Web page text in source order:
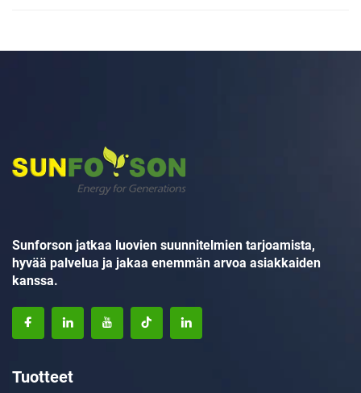
Sunforson jatkaa luovien suunnitelmien tarjoamista,
hyvää palvelua ja jakaa enemmän arvoa asiakkaiden
kanssa.
Tuotteet